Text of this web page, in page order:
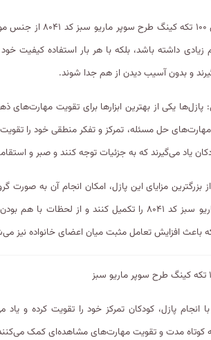
کیفیت ساخت بالا:
زیادی داشته باشد، بلکه با هر بار استفاده کیفیت
و بدون آسیب دیدن از هم جدا شوند.
حل مسئله، تمرکز و تفکر منطقی خود را تقویت
یاد می‌گیرند که به جزئیات توجه کنند و صبر و
تکه کینگ طرح سوپر ماریو سبز کد ۸۰۴۱ را تکمیل
باعث افزایش تعامل مثبت میان اعضای خانواده نیز
انجام پازل، کودکان تمرکز خود را تقویت کرده و یاد
کوتاه مدت و تقویت مهارت‌های مشاهده‌ای کمک